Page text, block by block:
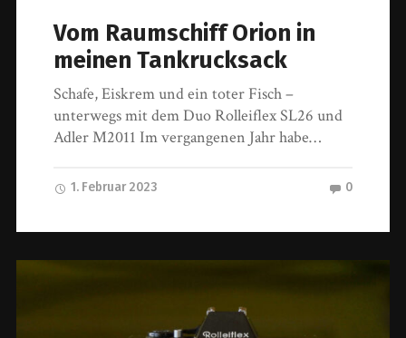
Vom Raumschiff Orion in
meinen Tankrucksack
Schafe, Eiskrem und ein toter Fisch –
unterwegs mit dem Duo Rolleiflex SL26 und
Adler M2011 Im vergangenen Jahr habe…
1. Februar 2023 0